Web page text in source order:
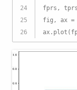
24
25
26
fprs, tprs
fig, ax =